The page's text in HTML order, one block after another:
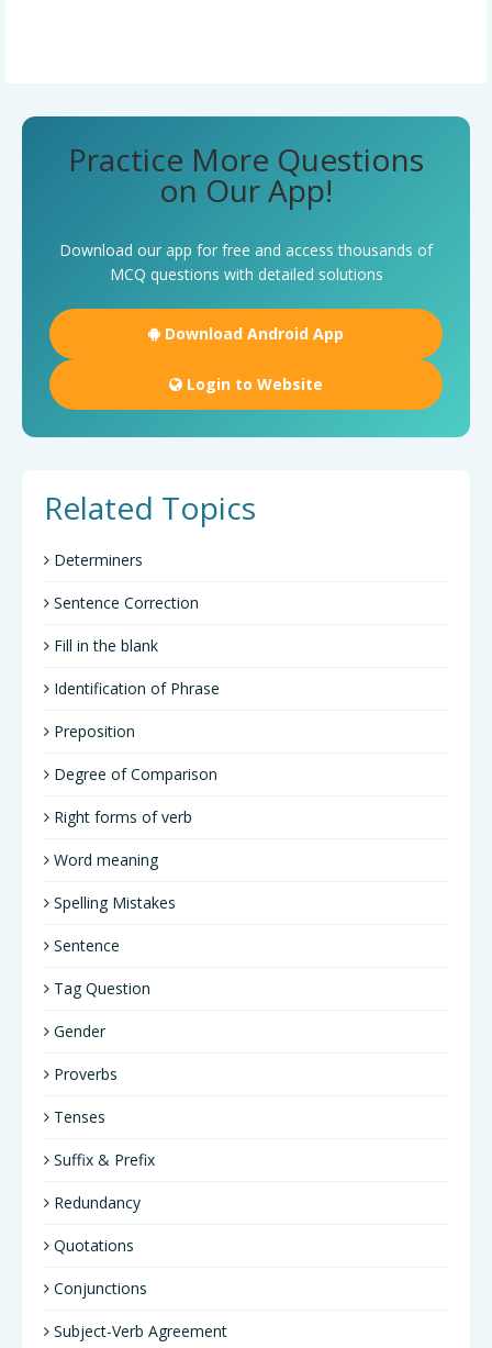
Practice More Questions
on Our App!
Download our app for free and access thousands of
MCQ questions with detailed solutions
Download Android App
Login to Website
Related Topics
Determiners
Sentence Correction
Fill in the blank
Identification of Phrase
Preposition
Degree of Comparison
Right forms of verb
Word meaning
Spelling Mistakes
Sentence
Tag Question
Gender
Proverbs
Tenses
Suffix & Prefix
Redundancy
Quotations
Conjunctions
Subject-Verb Agreement